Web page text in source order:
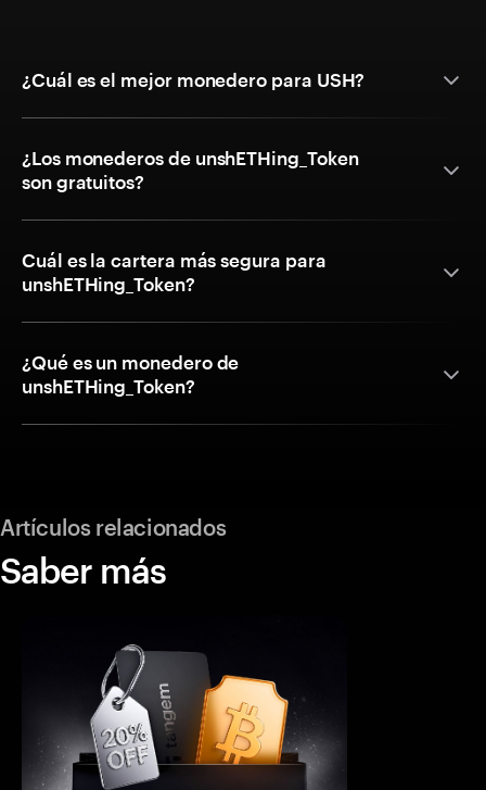
¿Cuál es el mejor monedero para USH?
¿Los monederos de unshETHing_Token
son gratuitos?
Cuál es la cartera más segura para
unshETHing_Token?
¿Qué es un monedero de
unshETHing_Token?
Artículos relacionados
Saber más